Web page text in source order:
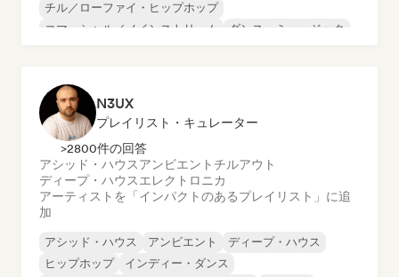
チル／ローファイ・ヒップホップ
コマーシャル／メインストリーム
ダンス・ミュージック
N3UX
プレイリスト・キュレーター
>2800件の回答
アシッド・ハウスアンビエント チルアウト
ディープ・ハウスエレクトロニカ
アーティストを「インパクトのあるプレイリスト」に追
加
アシッド・ハウス アンビエント
ディープ・ハウス
ヒップホップ
インディー・ダンス